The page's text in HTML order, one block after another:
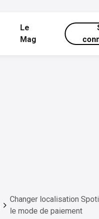
Le
Mag
Changer localisation
le mode de paiement